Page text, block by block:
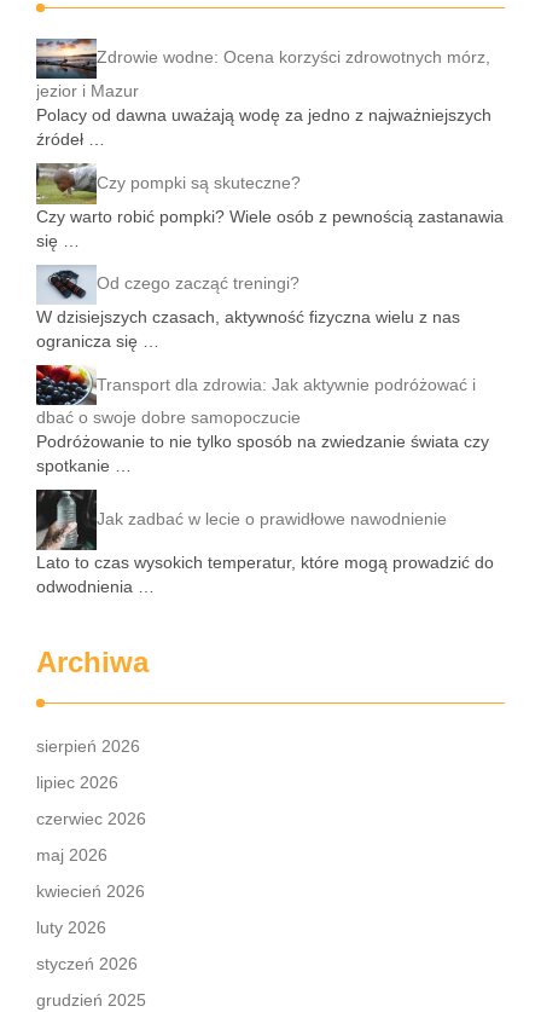
Zdrowie wodne: Ocena korzyści zdrowotnych mórz,
jezior i Mazur
Polacy od dawna uważają wodę za jedno z najważniejszych
źródeł …
Czy pompki są skuteczne?
Czy warto robić pompki? Wiele osób z pewnością zastanawia
się …
Od czego zacząć treningi?
W dzisiejszych czasach, aktywność fizyczna wielu z nas
ogranicza się …
Transport dla zdrowia: Jak aktywnie podróżować i
dbać o swoje dobre samopoczucie
Podróżowanie to nie tylko sposób na zwiedzanie świata czy
spotkanie …
Jak zadbać w lecie o prawidłowe nawodnienie
Lato to czas wysokich temperatur, które mogą prowadzić do
odwodnienia …
Archiwa
sierpień 2026
lipiec 2026
czerwiec 2026
maj 2026
kwiecień 2026
luty 2026
styczeń 2026
grudzień 2025